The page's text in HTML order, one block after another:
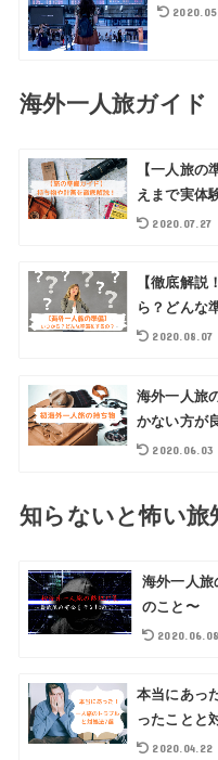
海外一人旅ガイド
【一人旅
えまで実体
2020.07.27
【徹底解
ら？どんな
2020.08.07
海外一人旅
かない方が
2020.06.03
知らないと怖い旅
海外一人旅
のこと〜
2020.06.08
本当にあっ
ったことと
2020.04.22